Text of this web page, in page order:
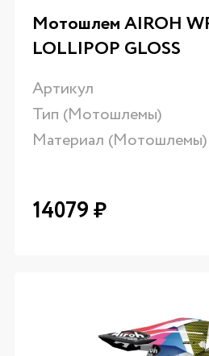
Мотошлем AIROH
LOLLIPOP GLOSS
Артикул
Тип (Мотошлемы)
Материал (Мотошлемы)
14079₽